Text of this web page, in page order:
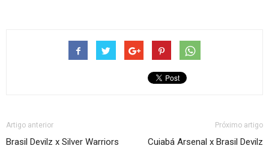
Artigo anterior
Brasil Devilz x Silver Warriors
Próximo artigo
Cuiabá Arsenal x Brasil Devilz